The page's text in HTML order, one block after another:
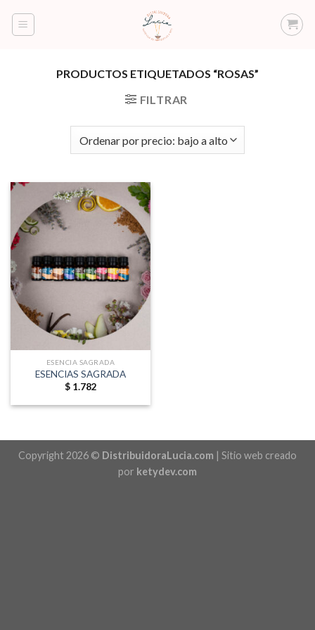
PRODUCTOS ETIQUETADOS “ROSAS”
FILTRAR
ESENCIA SAGRADA
ESENCIAS SAGRADA
$1.782
Copyright 2026 © DistribuidoraLucia.com | Sitio web creado
por ketydev.com